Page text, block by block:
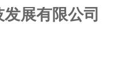
展有限公司